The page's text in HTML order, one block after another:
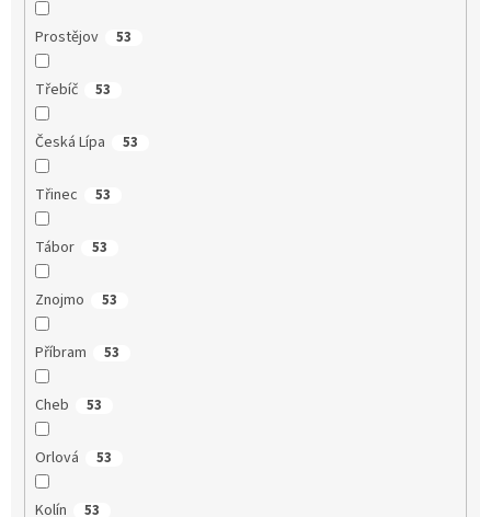
Prostějov 53
Třebíč 53
Česká Lípa 53
Třinec 53
Tábor 53
Znojmo 53
Příbram 53
Cheb 53
Orlová 53
Kolín 53